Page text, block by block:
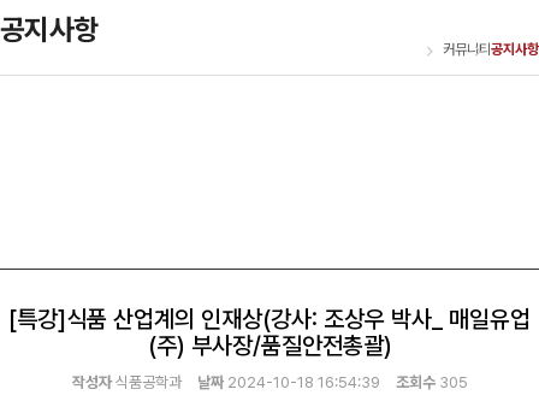
공지사항
커뮤니티 공지사항
[특강]식품 산업계의 인재상(강사: 조상우 박사_ 매일유업
(주) 부사장/품질안전총괄)
작성자식품공학과 날짜2024-10-18 16:54:39 조회수305